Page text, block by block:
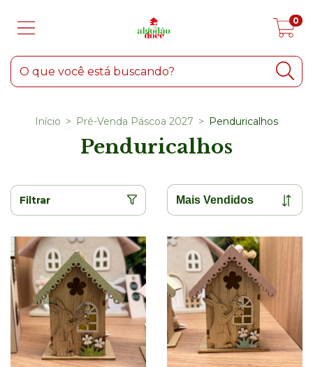
0
Início > Pré-Venda Páscoa 2027 > Penduricalhos
Penduricalhos
Filtrar